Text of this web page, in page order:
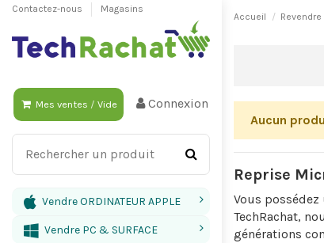
Contactez-nous Magasins
Mes ventes / Vide Connexion
Vendre ORDINATEUR APPLE
Vendre PC & SURFACE
Accueil
Aucun
Reprise
Vous
TechRachat,
générations